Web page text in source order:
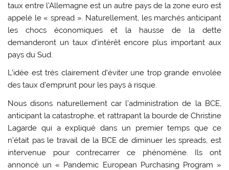
taux entre l’Allemagne est un autre pays de la zone euro est
appelé le « spread ». Naturellement, les marchés anticipant
les chocs économiques et la hausse de la dette
demanderont un taux d’intérêt encore plus important aux
pays du Sud.
L’idée est très clairement d’éviter une trop grande envolée
des taux d’emprunt pour les pays à risque.
Nous disons naturellement car l’administration de la BCE,
anticipant la catastrophe, et rattrapant la bourde de Christine
Lagarde qui a expliqué dans un premier temps que ce
n’était pas le travail de la BCE de diminuer les spreads, est
intervenue pour contrecarrer ce phénomène. Ils ont
annoncé un « Pandemic European Purchasing Program »